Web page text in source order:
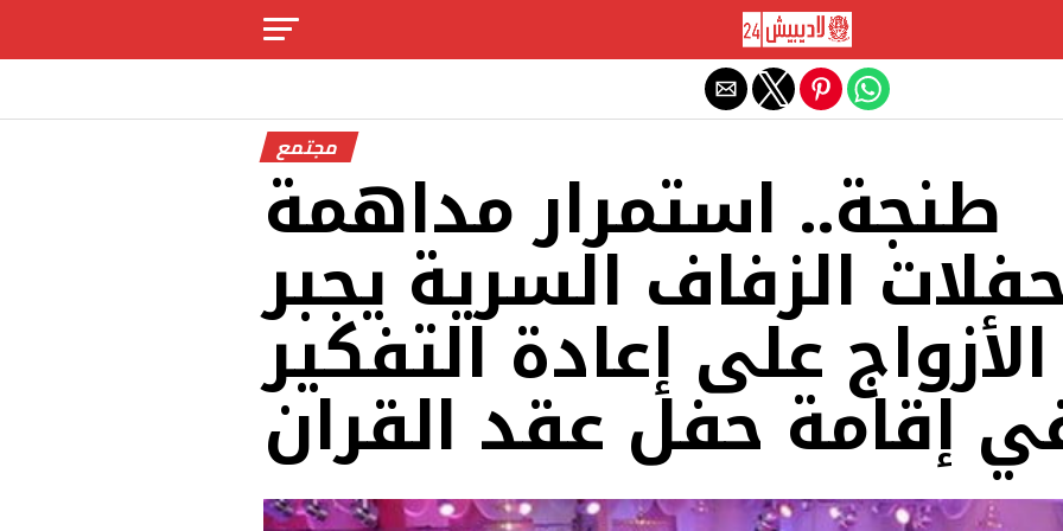
مجتمع
طنجة.. استمرار مداهمة
الزفاف السرية يجبر
الأزواج على إعادة التفكير
إقامة حفل عقد القران
Exit mobile version